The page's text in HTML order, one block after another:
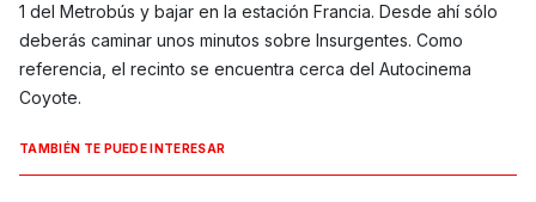
1 del Metrobús y bajar en la estación Francia. Desde ahí sólo
deberás caminar unos minutos sobre Insurgentes. Como
referencia, el recinto se encuentra cerca del Autocinema
Coyote.
TAMBIÉN TE PUEDE INTERESAR